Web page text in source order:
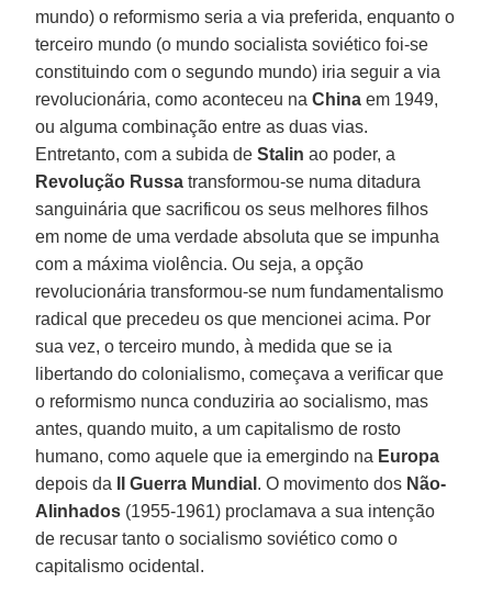
mundo) o reformismo seria a via preferida, enquanto o
terceiro mundo (o mundo socialista soviético foi-se
constituindo com o segundo mundo) iria seguir a via
revolucionária, como aconteceu naChina em 1949,
ou alguma combinação entre as duas vias.
Entretanto, com a subida deStalin ao poder, a
Revolução Russa transformou-se numa ditadura
sanguinária que sacrificou os seus melhores filhos
em nome de uma verdade absoluta que se impunha
com a máxima violência. Ou seja, a opção
revolucionária transformou-se num fundamentalismo
radical que precedeu os que mencionei acima. Por
sua vez, o terceiro mundo, à medida que se ia
libertando do colonialismo, começava a verificar que
o reformismo nunca conduziria ao socialismo, mas
antes, quando muito, a um capitalismo de rosto
humano, como aquele que ia emergindo na Europa
depois da
II Guerra Mundial . O movimento dos Não-
Alinhados (1955-1961) proclamava a sua intenção
de recusar tanto o socialismo soviético como o
capitalismo ocidental.